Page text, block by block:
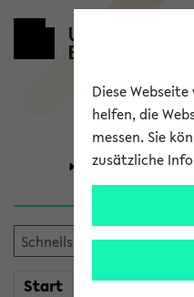
Universität
Start meineKVV
Diese
helfen, die
messen. Sie
zusätzliche